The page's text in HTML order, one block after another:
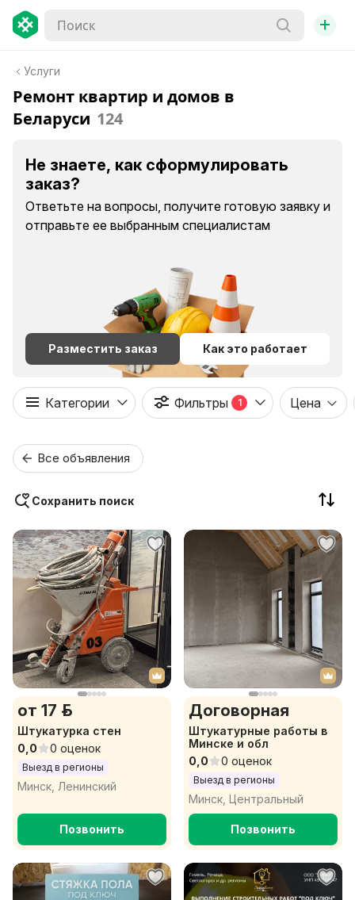
+
Услуги
Ремонт квартир и домов в
Беларуси 124
Не знаете, как сформулировать
заказ?
Ответьте на вопросы, получите готовую заявку и
отправьте ее выбранным специалистам
Разместить заказ Как это работает
Категории Фильтры 1 Цена
Все объявления
Сохранить поиск
от 17 р.
Штукатурка стен
0,0
0 оценок
Выезд в регионы
Минск, Ленинский
Позвонить
Договорная
Штукатурные работы в
Минске и обл
0,0
0 оценок
Выезд в регионы
Минск, Центральный
Позвонить